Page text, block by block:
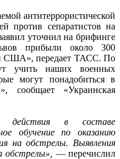
антитеррористической
против сепаратистов на
уточнил на брифинге
прибыли около 300
США», передает ТАСС. По
учить наших военных
могут понадобиться в
сообщает «Украинская
действия в составе
обучение по оказанию
на обстрелы. Выявления
обстрелы»,
— перечислил